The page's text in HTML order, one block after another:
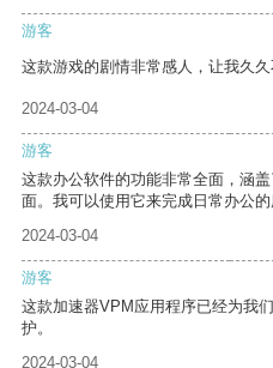
游客
这款游戏的剧情非常感人，让我久久
2024-03-04
游客
这款办公软件的功能非常全面，涵
面。我可以使用它来完成日常办公的
2024-03-04
游客
这款加速器VPM应用程序已经为我
护。
2024-03-04